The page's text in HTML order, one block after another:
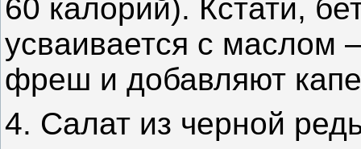
60 калорий). Кстати,
усваивается с маслом
фреш и добавляют
4. Салат из черной